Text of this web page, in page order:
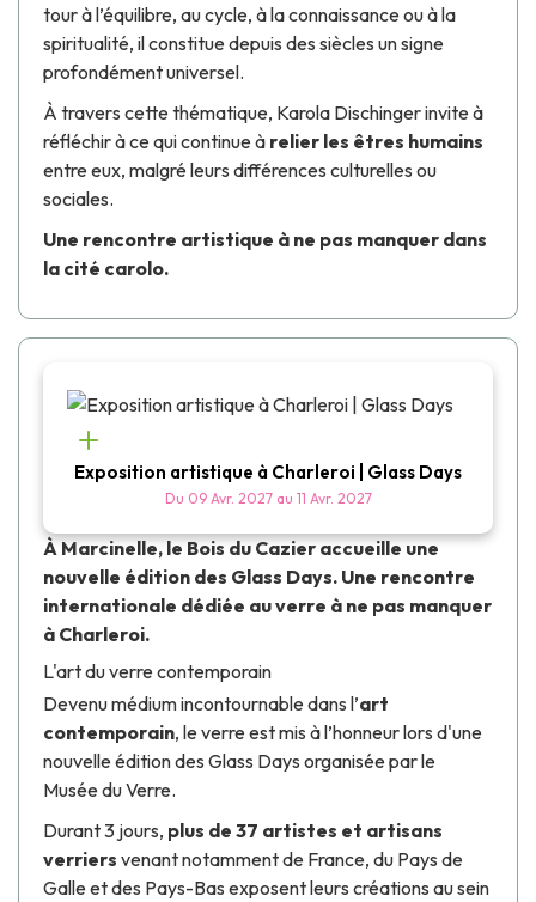
tour à l’équilibre, au cycle, à la connaissance ou à la
spiritualité, il constitue depuis des siècles un signe
profondément universel.
À travers cette thématique, Karola Dischingerinvite à
réfléchir à ce qui continue à relier les êtres humains
entre eux, malgré leurs différences culturelles ou
sociales.
Une rencontre artistique à ne pas manquer dans
la cité carolo.
Exposition artistique à Charleroi | Glass Days
Du 09 Avr. 2027 au 11 Avr. 2027
À Marcinelle, le Bois du Cazier accueille une
nouvelle édition des Glass Days. Une rencontre
internationale dédiée au verre à ne pas manquer
à Charleroi.
L'art du verre contemporain
Devenu médium incontournable dans l’art
contemporain, le verre est mis à l’honneur lors d'une
nouvelle édition des Glass Days organisée par le
Musée du Verre.
Durant 3 jours, plus de 37 artistes et artisans
verriers venant notamment de France, du Pays de
Galle et des Pays-Bas exposent leurs créations au sein